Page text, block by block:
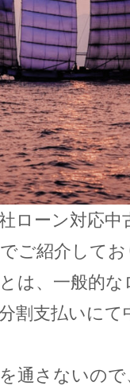
ローン対応
ご紹介してお
は、一般的
割支払いに
通さないの